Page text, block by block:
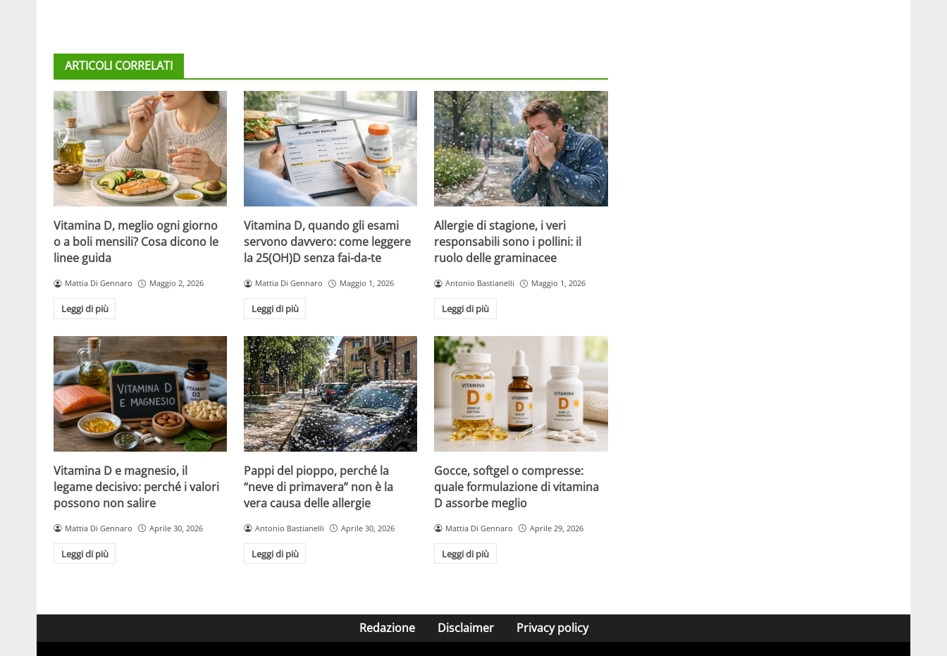
ARTICOLI CORRELATI
Vitamina D, meglio ogni giorno
o a boli mensili? Cosa dicono le
linee guida
Mattia Di Gennaro Maggio 2, 2026
Leggi di più
Vitamina D, quando gli esami
servono davvero: come leggere
la 25(OH)D senza fai-da-te
Mattia Di Gennaro Maggio 1, 2026
Leggi di più
Allergie di stagione, i veri
responsabili sono i pollini: il
ruolo delle graminacee
Antonio Bastianelli Maggio 1, 2026
Leggi di più
Vitamina D e magnesio, il
legame decisivo: perché i valori
possono non salire
Mattia Di Gennaro Aprile 30, 2026
Leggi di più
Pappi del pioppo, perché la
“neve di primavera” non è la
vera causa delle allergie
Antonio Bastianelli Aprile 30, 2026
Leggi di più
Gocce, softgel o compresse:
quale formulazione di vitamina
D assorbe meglio
Mattia Di Gennaro Aprile 29, 2026
Leggi di più
Redazione Disclaimer Privacy policy